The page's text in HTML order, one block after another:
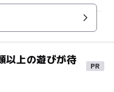
です。 周辺地域
以上の遊びが待